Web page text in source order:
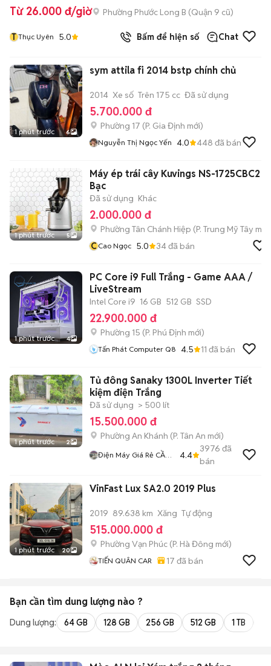
Từ 26.000 đ/giờ Phường Phước Long B (Quận 9 cũ)
T Thục Uyên 5.0 Bấm để hiện số Chat
1 phút trước 6
sym attila fi 2014 bstp chính chủ
2014 Xe số Trên 175 cc Đã sử dụng
5.700.000 đ
Phường 17 (P. Gia Định mới)
Nguyễn Thị Ngọc Yến 4.0 448 đã bán
1 phút trước 5
Máy ép trái cây Kuvings NS-1725CBC2
Bạc
Đã sử dụng Khác
2.000.000 đ
Phường Tân Chánh Hiệp (P. Trung Mỹ Tây mới)
CCao Ngọc 5.0 34đã bán
1 phút trước 4
PC Core i9 Full Trắng - Game AAA /
LiveStream
Intel Core i9 16 GB 512 GB SSD
22.900.000 đ
Phường 15 (P. Phú Định mới)
Tấn Phát Computer Q8 4.5 11 đã bán
1 phút trước 2
Tủ đông Sanaky 1300L Inverter Tiết
kiệm điện Trắng
Đã sử dụng > 500 lít
15.500.000 đ
Phường An Khánh (P. Tân An mới)
Điện Máy Giá Rẻ CẦN
4.4
3976 đã
bán
1 phút trước 20
VinFast Lux SA2.0 2019 Plus
2019 89.638 km Xăng Tự động
515.000.000 đ
Phường Vạn Phúc (P. Hà Đông mới)
TIẾN QUÂN CAR 17 đã bán
Bạn cần tìm dung lượng nào ?
Dung lượng: 64 GB 128 GB 256 GB 512 GB 1 TB